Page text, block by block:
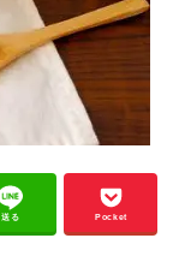
送る Pocket